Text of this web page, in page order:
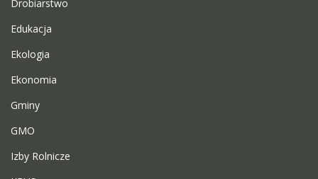
Drobiarstwo
Edukacja
Ekologia
Ekonomia
Gminy
GMO
Izby Rolnicze